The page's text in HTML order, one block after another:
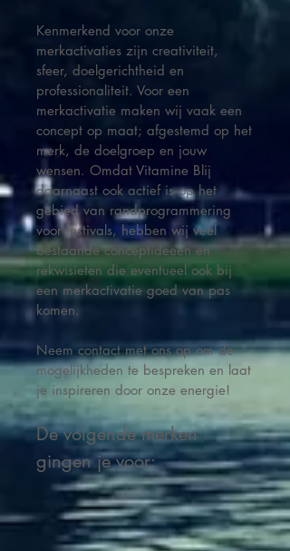
Kenmerkend voor onze
merkactivaties zijn creativiteit,
sfeer, doelgerichtheid en
professionaliteit. Voor een
merkactivatie maken wij vaak een
concept op maat; afgestemd op het
merk, de doelgroep en jouw
wensen. Omdat Vitamine Blij
daarnaast ook actief is op het
gebied van randprogrammering
voor festivals, hebben wij veel
bestaande conceptideeen en
rekwisieten die eventueel ook bij
een merkactivatie goed van pas
komen.
Neem contact met ons op om de
mogelijkheden te bespreken en laat
je inspireren door onze energie!
De volgende merken
gingen je voor: